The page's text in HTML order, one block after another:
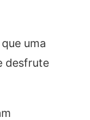
uma
desfrute